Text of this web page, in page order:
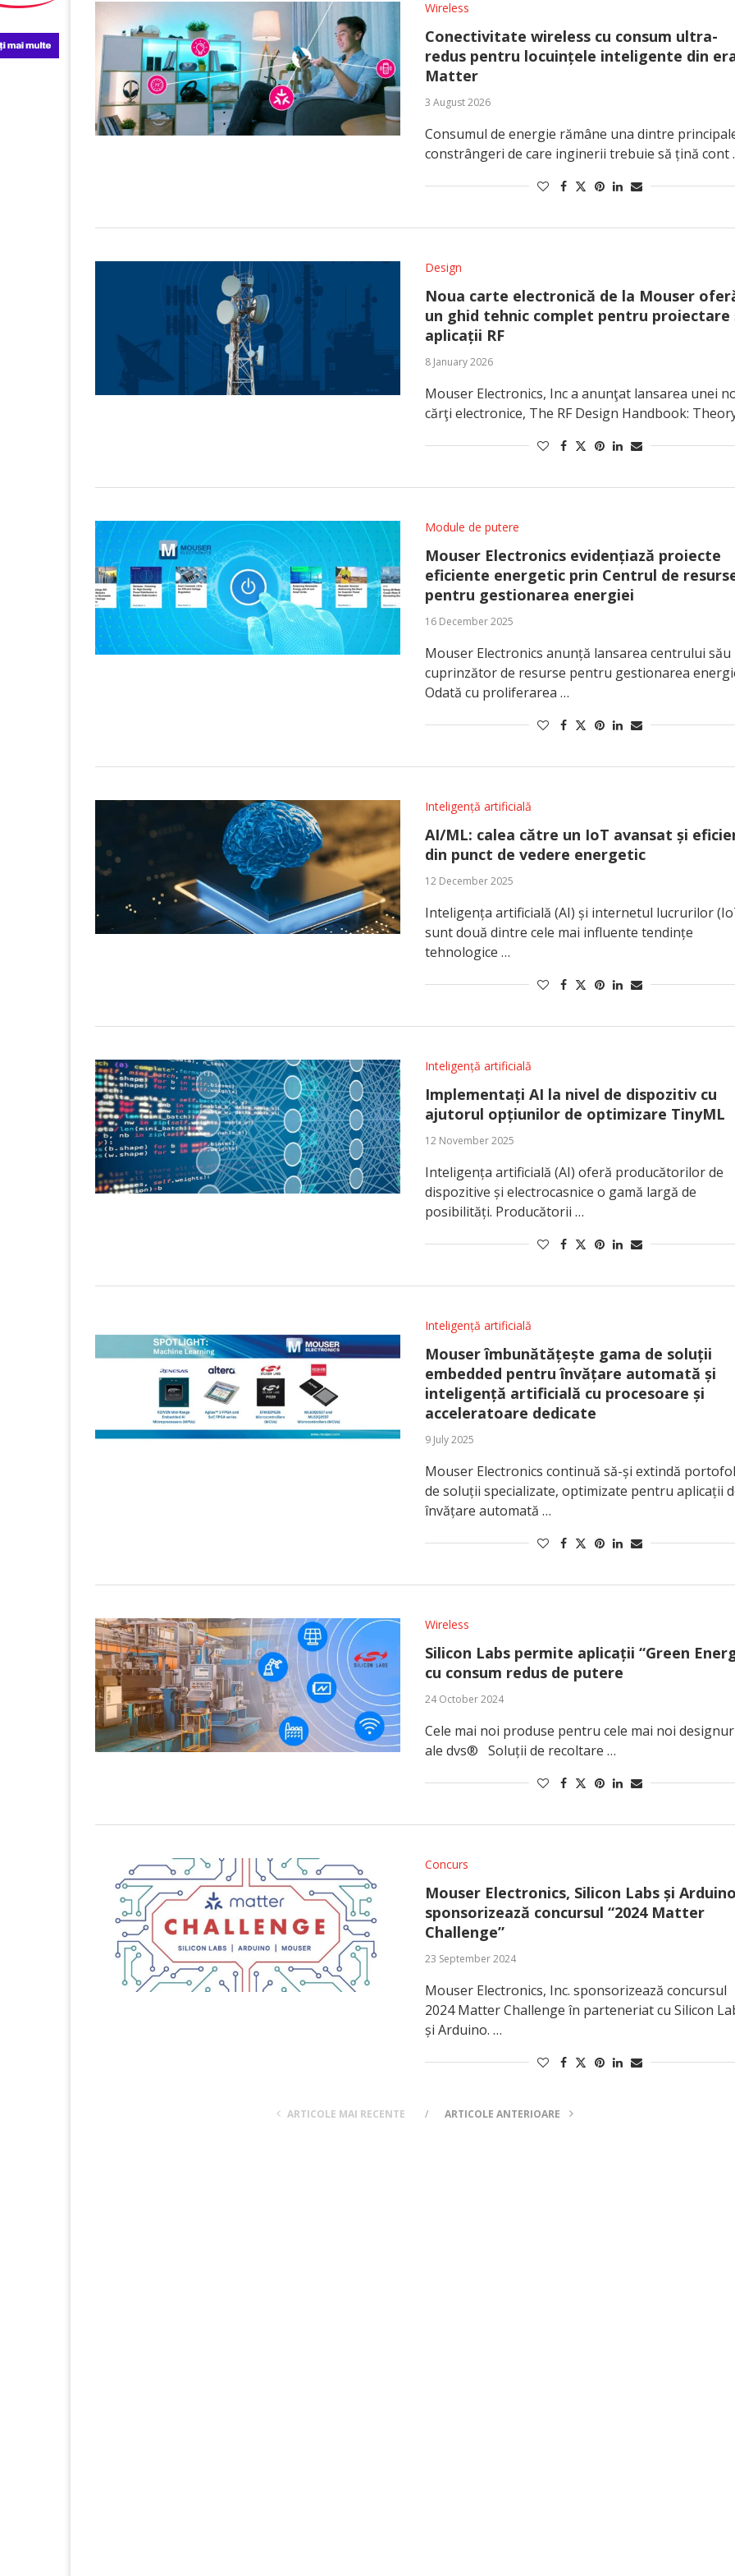
Wireless
Conectivitate wireless cu consum ultra-
redus pentru locuințele inteligente din
Matter
3 August 2026
Consumul de energie rămâne una dintre
constrângeri de care inginerii trebuie să țină cont
Design
Noua carte electronică de la Mouser
un ghid tehnic complet pentru proiectare
aplicații RF
8 January 2026
Mouser Electronics, Inc a anunţat lansarea unei
cărţi electronice, The RF Design Handbook:
Module de putere
Mouser Electronics evidențiază proiecte
eficiente energetic prin Centrul de
pentru gestionarea energiei
16 December 2025
Mouser Electronics anunță lansarea centrului său
cuprinzător de resurse pentru gestionarea
Odată cu proliferarea …
Inteligență artificială
AI/ML: calea către un IoT avansat și
din punct de vedere energetic
12 December 2025
Inteligența artificială (AI) și internetul lucrurilor
sunt două dintre cele mai influente tendințe
tehnologice …
Inteligență artificială
Implementați AI la nivel de dispozitiv cu
ajutorul opțiunilor de optimizare TinyML
12 November 2025
Inteligența artificială (AI) oferă producătorilor de
dispozitive și electrocasnice o gamă largă de
posibilități. Producătorii …
Inteligență artificială
Mouser îmbunătățește gama de soluții
embedded pentru învățare automată și
inteligență artificială cu procesoare și
acceleratoare dedicate
9 July 2025
Mouser Electronics continuă să-și extindă
de soluții specializate, optimizate pentru aplicații
învățare automată …
Wireless
Silicon Labs permite aplicații “Green
cu consum redus de putere
24 October 2024
Cele mai noi produse pentru cele mai noi
ale dvs® Soluții de recoltare …
Concurs
Mouser Electronics, Silicon Labs și
sponsorizează concursul “2024 Matter
Challenge”
23 September 2024
Mouser Electronics, Inc. sponsorizează concursul
2024 Matter Challenge în parteneriat cu Silicon
și Arduino. …
ARTICOLE MAI RECENTE ARTICOLE ANTERIOARE